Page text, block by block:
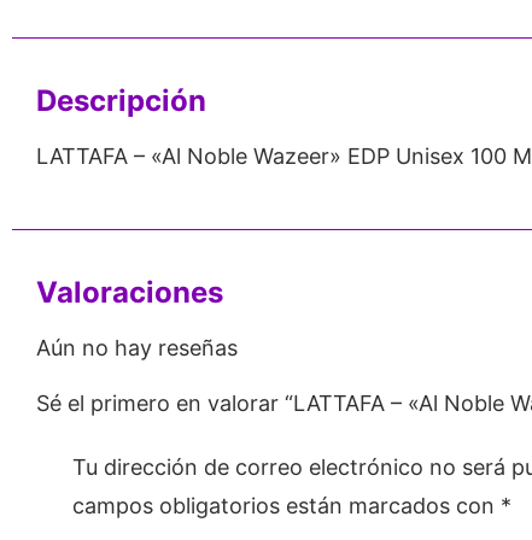
Descripción
LATTAFA – «Al Noble Wazeer» EDP Unisex 100
Valoraciones
Aún no hay reseñas
Sé el primero en valorar “LATTAFA – «Al Noble
Tu dirección de correo electrónico no será
campos obligatorios están marcados con *